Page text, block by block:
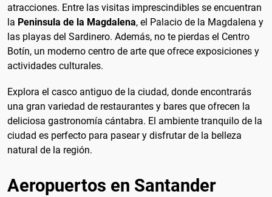
atracciones. Entre las visitas imprescindibles se encuentran
la Peninsula de la Magdalena, el Palacio de la Magdalena y
las playas del Sardinero. Además, no te pierdas el Centro
Botín, un moderno centro de arte que ofrece exposiciones y
actividades culturales.
Explora el casco antiguo de la ciudad, donde encontrarás
una gran variedad de restaurantes y bares que ofrecen la
deliciosa gastronomía cántabra. El ambiente tranquilo de la
ciudad es perfecto para pasear y disfrutar de la belleza
natural de la región.
Aeropuertos en Santander